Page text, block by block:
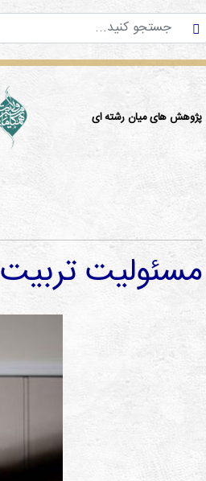
پژوهش های میان رشته ای
مسئولیت تربیت